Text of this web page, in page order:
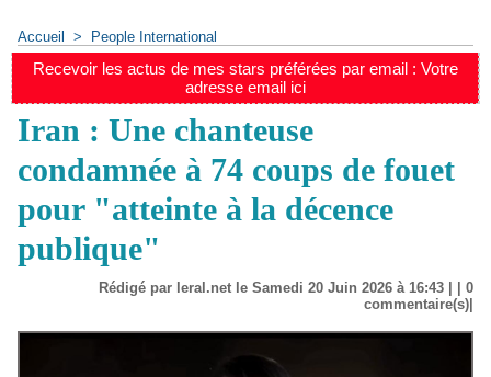
Accueil > People International
Recevoir les actus de mes stars préférées par email : Votre
adresse email ici
Iran : Une chanteuse
condamnée à 74 coups de fouet
pour "atteinte à la décence
publique"
Rédigé par leral.net le Samedi 20 Juin 2026 à 16:43 | | 0
commentaire(s)|